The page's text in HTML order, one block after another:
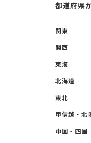
都道府県
関東
関西
東海
北海道
東北
甲信越・北
中国・四国